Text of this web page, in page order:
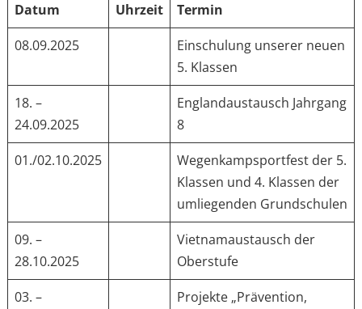
Datum Uhrzeit
Termin
08.09.2025
Einschulung unserer neuen
5. Klassen
18. –
24.09.2025
Englandaustausch Jahrgang
8
01./02.10.2025
Wegenkampsportfest der 5.
Klassen und 4. Klassen der
umliegenden Grundschulen
09. –
28.10.2025
Vietnamaustausch der
Oberstufe
03. –
Projekte „Prävention,